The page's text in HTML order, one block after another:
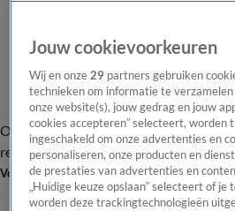
Overzicht Laatste nieuws Regionieuws
redactie
Volg Hart van Nederland
Jouw cookievoorkeuren
Wij en onze29 partners gebruiken
technieken om informatie te
onze website(s), jouw gedrag en jouw
cookies accepteren” selecteert, worden
ingeschakeld om onze advertenties en
personaliseren, onze producten en
de prestaties van advertenties en
„Huidige keuze opslaan” selecteert of
worden deze trackingtechnologieën